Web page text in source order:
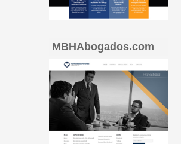
MBHAbogados.com